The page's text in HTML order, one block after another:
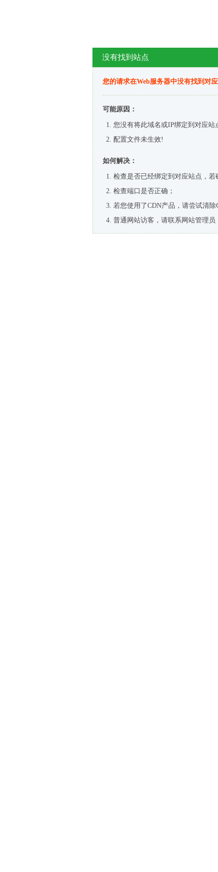
没有找到站点
您的请求在Web服务器中没有找到对
可能原因：
您没有将此域名或IP绑定到对应站
配置文件未生效!
如何解决：
检查是否已经绑定到对应站点，
检查端口是否正确；
若您使用了CDN产品，请尝试清除
普通网站访客，请联系网站管理员